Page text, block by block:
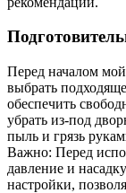
Перед началом
выбрать
обеспечить
убрать из-под
пыль и грязь
Важно: Перед
давление и
настройки,